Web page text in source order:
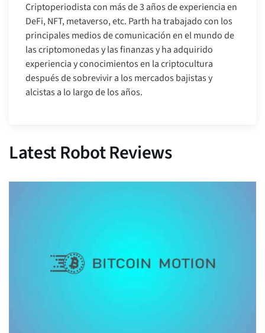
Criptoperiodista con más de 3 años de experiencia en
DeFi, NFT, metaverso, etc. Parth ha trabajado con los
principales medios de comunicación en el mundo de
las criptomonedas y las finanzas y ha adquirido
experiencia y conocimientos en la criptocultura
después de sobrevivir a los mercados bajistas y
alcistas a lo largo de los años.
Latest Robot Reviews